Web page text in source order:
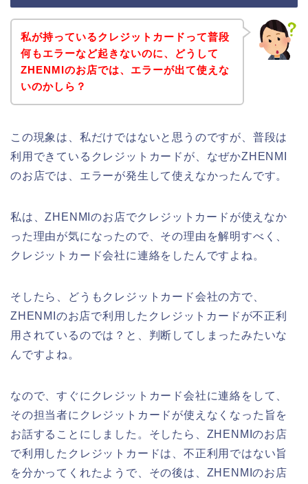
私が持っているクレジットカードって普段
何もエラーなど起きないのに、どうして
ZHENMIのお店では、エラーが出て使えな
いのかしら？
この現象は、私だけではないと思うのですが、普段は
利用できているクレジットカードが、なぜかZHENMI
のお店では、エラーが発生して使えなかったんです。
私は、ZHENMIのお店でクレジットカードが使えなか
った理由が気になったので、その理由を解明すべく、
クレジットカード会社に連絡をしたんですよね。
そしたら、どうもクレジットカード会社の方で、
ZHENMIのお店で利用したクレジットカードが不正利
用されているのでは？と、判断してしまったみたいな
んですよね。
なので、すぐにクレジットカード会社に連絡をして、
その担当者にクレジットカードが使えなくなった旨を
お話することにしました。そしたら、ZHENMIのお店
で利用したクレジットカードは、不正利用ではない旨
を分かってくれたようで、その後は、ZHENMIのお店